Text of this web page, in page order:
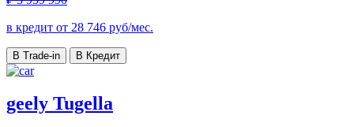
в кредит от 28 746 руб/мес.
В Trade-in В Кредит
geely Tugella